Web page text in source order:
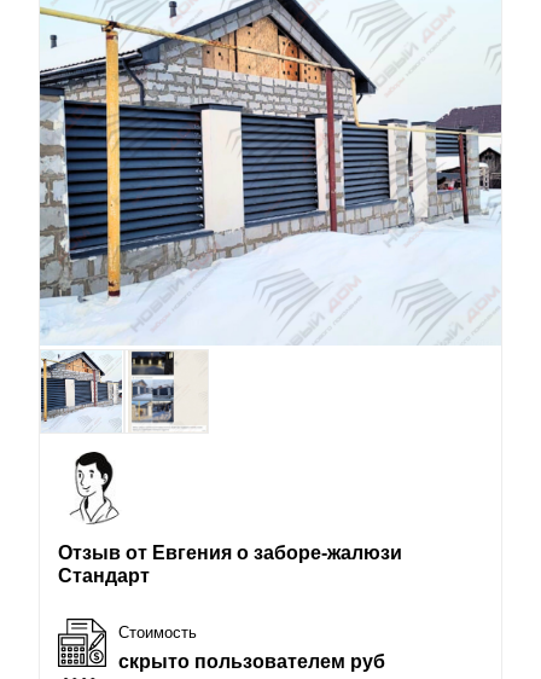
Отзыв от Евгения о заборе-жалюзи
Стандарт
Стоимость
скрыто пользователем руб